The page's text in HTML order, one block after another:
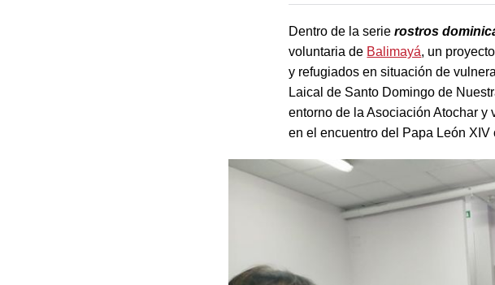
Dentro de la serierostros
voluntaria de Balimayá, un
y refugiados en situación de
Laical de Santo Domingo de
entorno de la Asociación Atochar
en el encuentro del Papa León